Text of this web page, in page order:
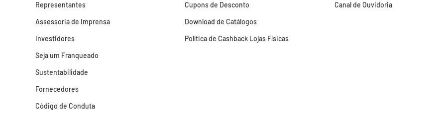
Representantes
Assessoria de Imprensa
Investidores
Seja um Franqueado
Sustentabilidade
Fornecedores
Código de Conduta
Cupons de Desconto
Download de Catálogos
Política de Cashback Lojas Físicas
Canal de Ouvidoria